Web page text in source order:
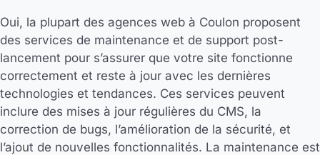
Oui, la plupart des agences web à Coulon proposent
des services de maintenance et de support post-
lancement pour s’assurer que votre site fonctionne
correctement et reste à jour avec les dernières
technologies et tendances. Ces services peuvent
inclure des mises à jour régulières du CMS, la
correction de bugs, l’amélioration de la sécurité, et
l’ajout de nouvelles fonctionnalités. La maintenance est